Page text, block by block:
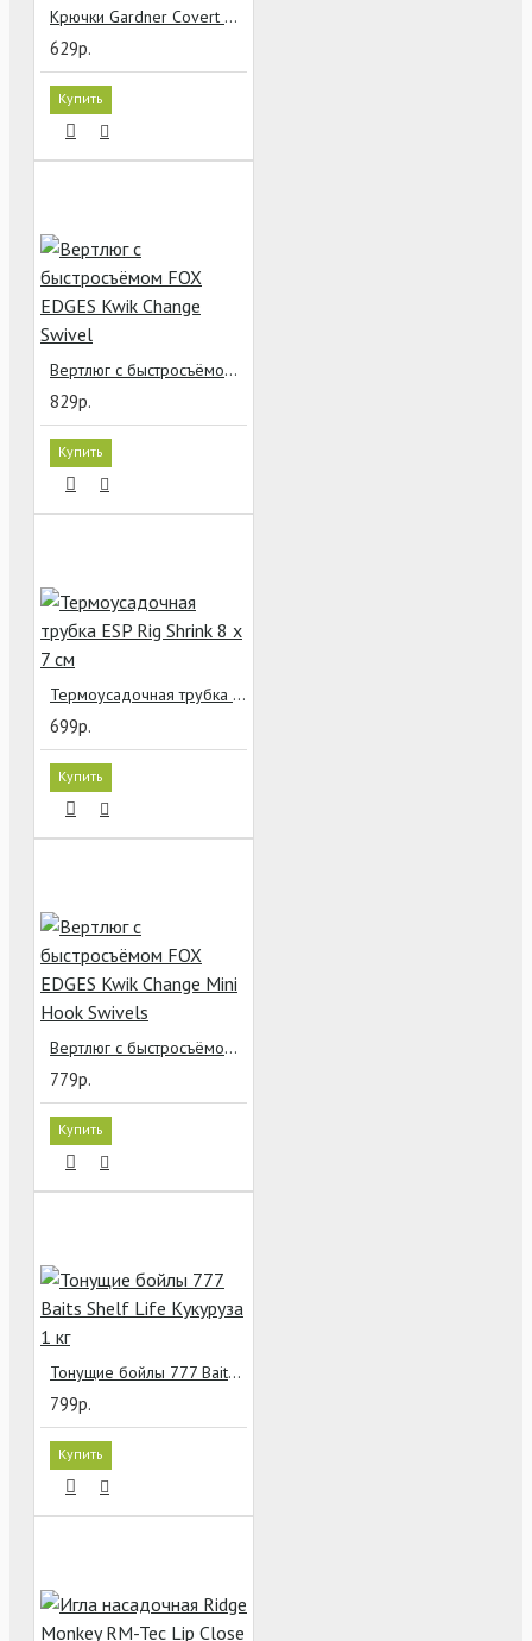
Крючки Gardner Covert Talon Tip
629р.
Купить
Вертлюг с быстросъёмом FOX EDGES Kwik Change Swivel
829р.
Купить
Термоусадочная трубка ESP Rig Shrink 8 x 7 см
699р.
Купить
Вертлюг с быстросъёмом FOX EDGES Kwik Change Mini Hook Swivels
779р.
Купить
Тонущие бойлы 777 Baits Shelf Life Кукуруза 1 кг
799р.
Купить